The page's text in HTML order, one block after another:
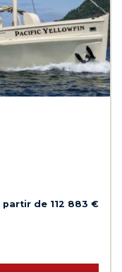
partir de 112 883 €